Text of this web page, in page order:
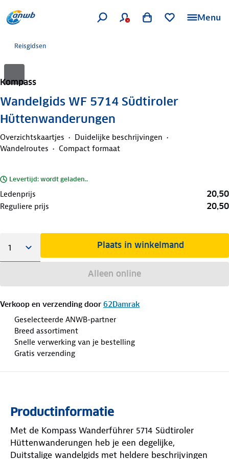
Menu
Reisgidsen
Kompass
Wandelgids WF 5714 Südtiroler
Hüttenwanderungen
Overzichtskaartjes
Duidelijke beschrijvingen
Wandelroutes
Compact formaat
Levertijd: wordt geladen..
Ledenprijs 20,50
Reguliere prijs 20,50
Plaats in winkelmand
Alleen online
Verkoop en verzending door 62Damrak
Geselecteerde ANWB-partner
Breed assortiment
Snelle verwerking van je bestelling
Gratis verzending
Productinformatie
Met de Kompass Wanderführer 5714 Südtiroler
Hüttenwanderungen heb je een degelijke,
Duitstalige wandelgids met heldere beschrijvingen